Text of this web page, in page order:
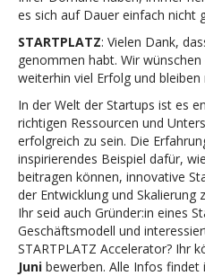
es sich auf Dauer einfach nicht
STARTPLATZ: Vielen Dank,
genommen habt. Wir
weiterhin viel Erfolg und
In der Welt der Startups ist es
richtigen Ressourcen und
erfolgreich zu sein. Die
inspirierendes Beispiel dafür,
beitragen können, innovative
der Entwicklung und Skalierung
Ihr seid auch Gründer:in eines
Geschäftsmodell und
STARTPLATZ Accelerator? Ihr
Juni bewerben. Alle Infos findet